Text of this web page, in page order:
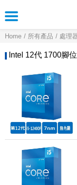
Home 所有產品 處理
Intel 12代 1700腳